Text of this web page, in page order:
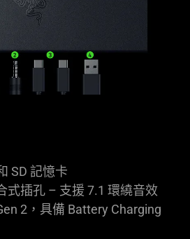
SD 記憶卡
式插孔 – 支援 7.1 環繞音效
2，具備 Battery Charging